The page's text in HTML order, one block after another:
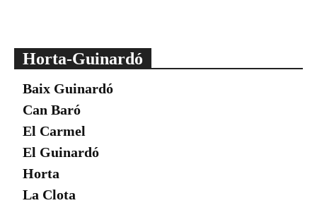
Horta-Guinardó
Baix Guinardó
Can Baró
El Carmel
El Guinardó
Horta
La Clota